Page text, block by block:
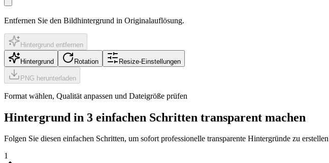
Entfernen Sie den Bildhintergrund in Originalauflösung.
Hintergrund entfernen
Hintergrund Rotation Resize-Einstellungen
PNG herunterladen
Format wählen, Qualität anpassen und Dateigröße prüfen
Hintergrund in 3 einfachen Schritten transparent machen
Folgen Sie diesen einfachen Schritten, um sofort professionelle transparente Hintergründe zu erstellen
1